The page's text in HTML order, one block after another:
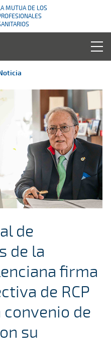
MUTUA DE LOS
de
de la
firma
de RCP
convenio de
su